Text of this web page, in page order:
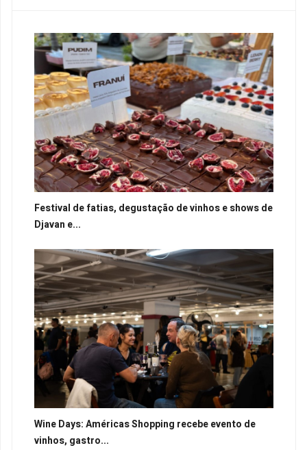
Festival de fatias, degustação de vinhos e shows de
Djavan e...
Wine Days: Américas Shopping recebe evento de
vinhos, gastro...